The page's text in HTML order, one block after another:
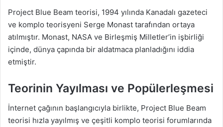
Project Blue Beam teorisi, 1994 yılında Kanadalı gazeteci
ve komplo teorisyeni Serge Monast tarafından ortaya
atılmıştır. Monast, NASA ve Birleşmiş Milletler’in işbirliği
içinde, dünya çapında bir aldatmaca planladığını iddia
etmiştir.
Teorinin Yayılması ve Popülerleşmesi
İnternet çağının başlangıcıyla birlikte, Project Blue Beam
teorisi hızla yayılmış ve çeşitli komplo teorisi forumlarında